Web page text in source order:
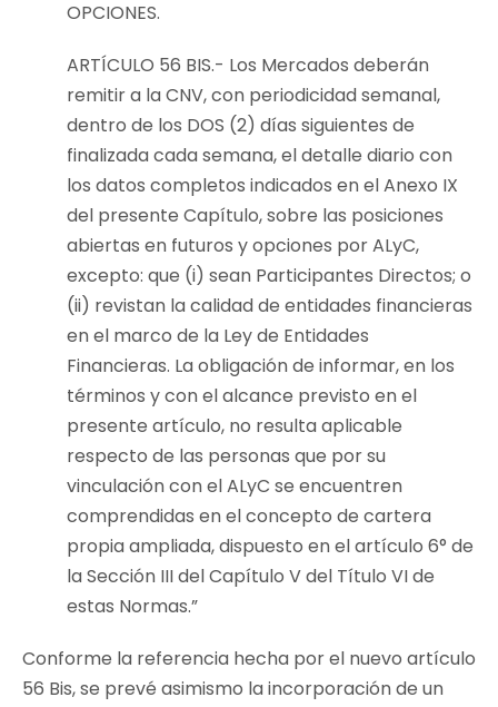
OPCIONES.
ARTÍCULO 56 BIS.- Los Mercados deberán
remitir a la CNV, con periodicidad semanal,
dentro de los DOS (2) días siguientes de
finalizada cada semana, el detalle diario con
los datos completos indicados en el Anexo IX
del presente Capítulo, sobre las posiciones
abiertas en futuros y opciones por ALyC,
excepto: que (i) sean Participantes Directos; o
(ii) revistan la calidad de entidades financieras
en el marco de la Ley de Entidades
Financieras. La obligación de informar, en los
términos y con el alcance previsto en el
presente artículo, no resulta aplicable
respecto de las personas que por su
vinculación con el ALyC se encuentren
comprendidas en el concepto de cartera
propia ampliada, dispuesto en el artículo 6° de
la Sección III del Capítulo V del Título VI de
estas Normas.”
Conforme la referencia hecha por el nuevo artículo
56 Bis, se prevé asimismo la incorporación de un